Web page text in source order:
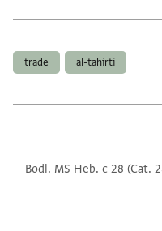
al-tahirti
trade
Bodl. MS Heb. c 28 (Cat.